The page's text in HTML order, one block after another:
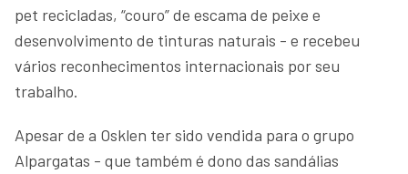
pet recicladas, “couro” de escama de peixe e
desenvolvimento de tinturas naturais - e recebeu
vários reconhecimentos internacionais por seu
trabalho.
Apesar de a Osklen ter sido vendida para o grupo
Alpargatas - que também é dono das sandálias